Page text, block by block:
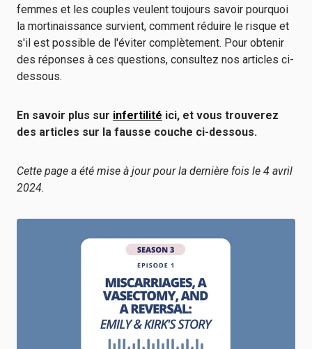
femmes et les couples veulent toujours savoir pourquoi
la mortinaissance survient, comment réduire le risque et
s'il est possible de l'éviter complètement. Pour obtenir
des réponses à ces questions, consultez nos articles ci-
dessous.
En savoir plus sur infertilité ici, et vous trouverez
des articles sur la fausse couche ci-dessous.
Cette page a été mise à jour pour la dernière fois le 4 avril
2024.